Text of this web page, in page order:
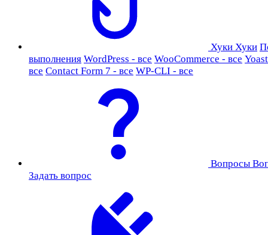
Хуки Хуки
выполнения WordPress - все WooCommerce - все
все Contact Form 7 - все WP-CLI - все
Вопросы
Задать вопрос